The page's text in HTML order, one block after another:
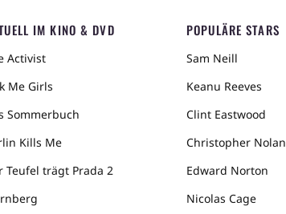
IM KINO & DVD
Activist
Me Girls
Sommerbuch
Kills Me
Teufel trägt Prada 2
POPULÄRE STARS
Sam Neill
Keanu Reeves
Clint Eastwood
Christopher Nolan
Edward Norton
Nicolas Cage